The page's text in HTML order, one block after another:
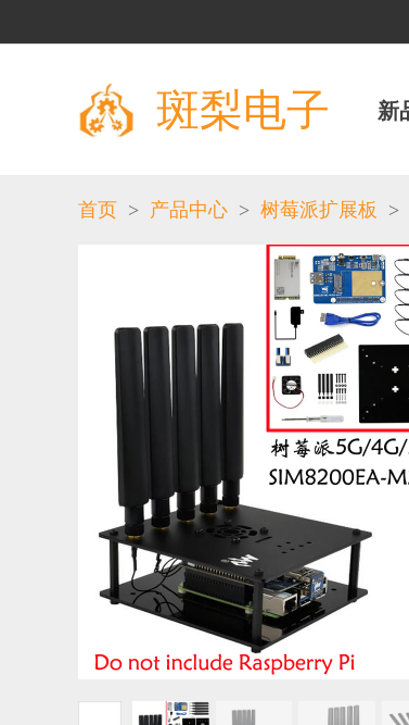
斑梨电子 新
首页 > 产品中心 > 树莓派扩展板 >